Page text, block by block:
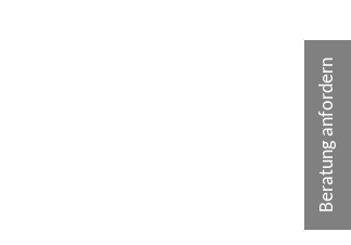
Beratung anfordern